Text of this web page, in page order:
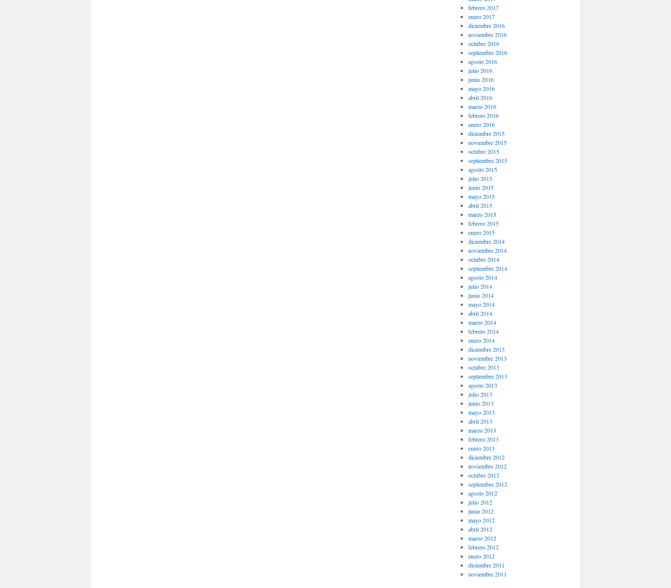
febrero 2017
enero 2017
diciembre 2016
noviembre 2016
octubre 2016
septiembre 2016
agosto 2016
julio 2016
junio 2016
mayo 2016
abril 2016
marzo 2016
febrero 2016
enero 2016
diciembre 2015
noviembre 2015
octubre 2015
septiembre 2015
agosto 2015
julio 2015
junio 2015
mayo 2015
abril 2015
marzo 2015
febrero 2015
enero 2015
diciembre 2014
noviembre 2014
octubre 2014
septiembre 2014
agosto 2014
julio 2014
junio 2014
mayo 2014
abril 2014
marzo 2014
febrero 2014
enero 2014
diciembre 2013
noviembre 2013
octubre 2013
septiembre 2013
agosto 2013
julio 2013
junio 2013
mayo 2013
abril 2013
marzo 2013
febrero 2013
enero 2013
diciembre 2012
noviembre 2012
octubre 2012
septiembre 2012
agosto 2012
julio 2012
junio 2012
mayo 2012
abril 2012
marzo 2012
febrero 2012
enero 2012
diciembre 2011
noviembre 2011